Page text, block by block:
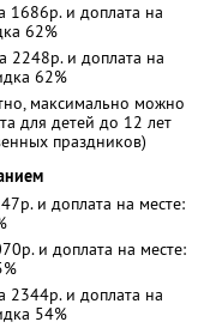
1686р. и доплата на
62%
2248р. и доплата на
62%
максимально можно
для детей до 12 лет
праздников)
и доплата на месте:
и доплата на месте:
2344р. и доплата на
54%